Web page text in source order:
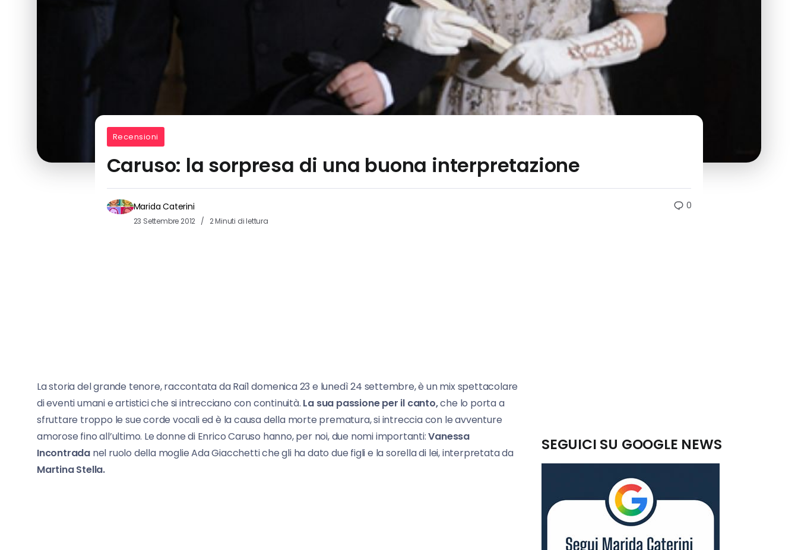
Recensioni
Caruso: la sorpresa di una buona interpretazione
Marida Caterini
23 Settembre 2012 2 Minuti di lettura
0
La storia del grande tenore, raccontata da Rai1 domenica 23 e lunedì 24 settembre, è un mix spettacolare
di eventi umani e artistici che si intrecciano con continuità. La sua passione per il canto,che lo porta a
sfruttare troppo le sue corde vocali ed è la causa della morte prematura, si intreccia con le avventure
amorose fino all’ultimo. Le donne di Enrico Caruso hanno, per noi, due nomi importanti:Vanessa
Incontrada nel ruolo della moglie Ada Giacchetti che gli ha dato due figli e la sorella di lei, interpretata da
Martina Stella.
SEGUICI SU GOOGLE NEWS